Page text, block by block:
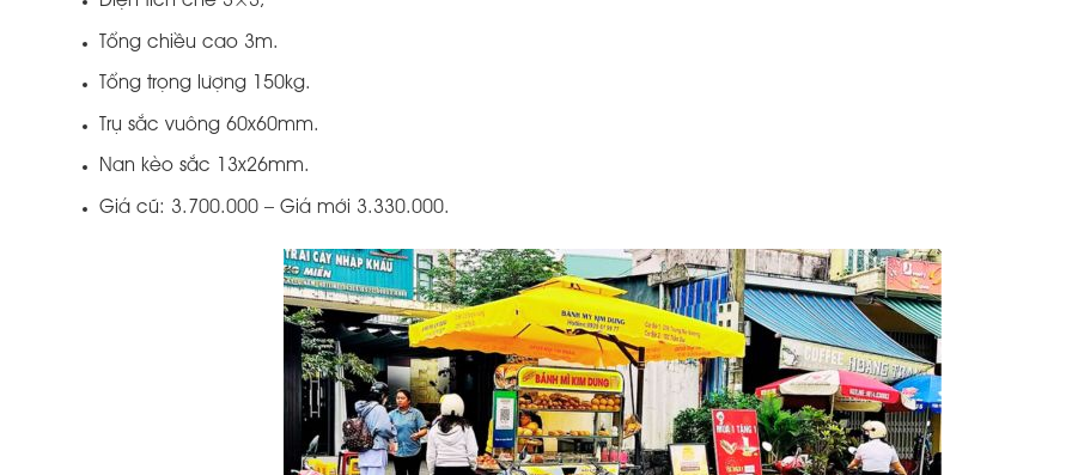
Tổng chiều cao 3m.
Tổng trọng lượng 150kg.
Trụ sắc vuông 60x60mm.
Nan kèo sắc 13x26mm.
Giá cũ: 3.700.000 – Giá mới 3.330.000.